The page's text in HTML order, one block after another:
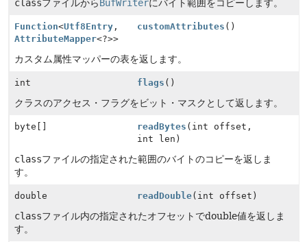
classファイルからBufWriterにバイト範囲をコピーします。
Function<Utf8Entry ,
AttributeMapper<?>>
customAttributes ()
カスタム属性マッパーの表を返します。
int flags ()
クラスのアクセス・フラグをビット・マスクとして返します。
byte[] readBytes (int offset,
int len)
classファイルの指定された範囲のバイトのコピーを返しま
す。
double readDouble(int offset)
classファイル内の指定されたオフセットでdouble値を返しま
す。